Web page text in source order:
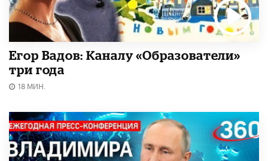
Егор Вадов: Каналу «Образователи»
три года
18 МИН.